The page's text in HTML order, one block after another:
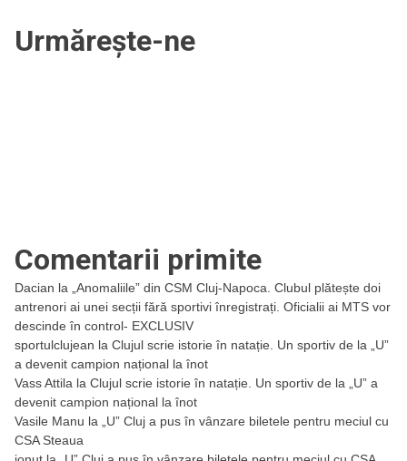
Urmărește-ne
Comentarii primite
Dacian la
„Anomaliile” din CSM Cluj-Napoca. Clubul plătește doi
antrenori ai unei secții fără sportivi înregistrați. Oficialii ai MTS vor
descinde în control- EXCLUSIV
sportulclujean la Clujul scrie istorie în natație. Un sportiv de la „U”
a devenit campion național la înot
Vass Attila la Clujul scrie istorie în natație. Un sportiv de la „U” a
devenit campion național la înot
Vasile Manu la
„U” Cluj a pus în vânzare biletele pentru meciul cu
CSA Steaua